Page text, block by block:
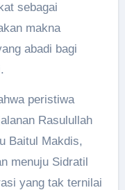
sebagai
makna
abadi bagi
peristiwa
Rasulullah
Baitul Makdis,
menuju Sidratil
yang tak ternilai